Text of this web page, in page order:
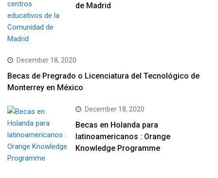
de Madrid
December 18, 2020
Becas de Pregrado o Licenciatura del Tecnológico de
Monterrey en México
December 18, 2020
Becas en Holanda para
latinoamericanos : Orange
Knowledge Programme